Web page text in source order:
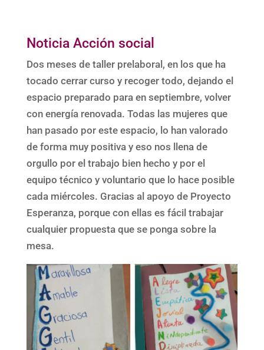
Noticia Acción social
Dos meses de taller prelaboral, en los que ha
tocado cerrar curso y recoger todo, dejando el
espacio preparado para en septiembre, volver
con energía renovada. Todas las mujeres que
han pasado por este espacio, lo han valorado
de forma muy positiva y eso nos llena de
orgullo por el trabajo bien hecho y por el
equipo técnico y voluntario que lo hace posible
cada miércoles. Gracias al apoyo de Proyecto
Esperanza, porque con ellas es fácil trabajar
cualquier propuesta que se ponga sobre la
mesa.